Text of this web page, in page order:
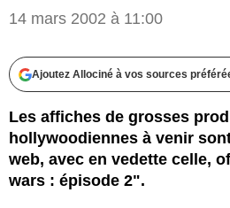
14 mars 2002 à 11:00
Ajoutez Allociné à vos sources
Les affiches de grosses
hollywoodiennes à venir
web, avec en vedette celle,
wars : épisode 2".